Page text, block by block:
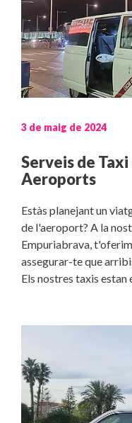
3 de maig de 2024
Serveis de
Aeroports
Estàs planejant un
de l'aeroport? A la
Empuriabrava,
assegurar-te que
Els nostres taxis estan